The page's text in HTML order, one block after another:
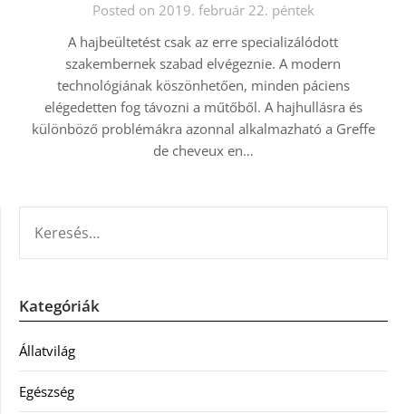
Posted on 2019. február 22. péntek
A hajbeültetést csak az erre specializálódott
szakembernek szabad elvégeznie. A modern
technológiának köszönhetően, minden páciens
elégedetten fog távozni a műtőből. A hajhullásra és
különböző problémákra azonnal alkalmazható a Greffe
de cheveux en…
Kategóriák
Állatvilág
Egészség